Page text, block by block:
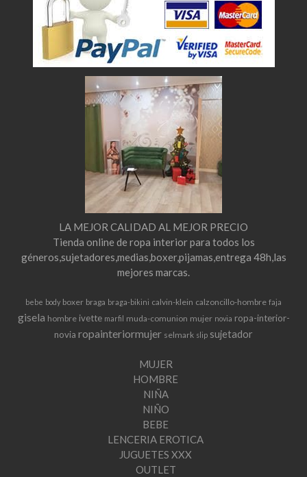
LA MEJOR CALIDAD AL MEJOR PRECIO
Tienda online de ropa interior para todos los
géneros,sujetadores,medias,boxer,pijamas,entrega 48h,las
mejores marcas.
bebe body boxer braga braga-bikini calvin-klein calzoncillo-hombre faja
gisela hombre ivette marfil muda-comunion mujer novia ropa-interior-
novia ropainteriormujer selmark slip sujetador
MUJER
HOMBRE
NIÑA
NIÑO
BEBE
LENCERIA EROTICA
JUGUETES XXX
OUTLET